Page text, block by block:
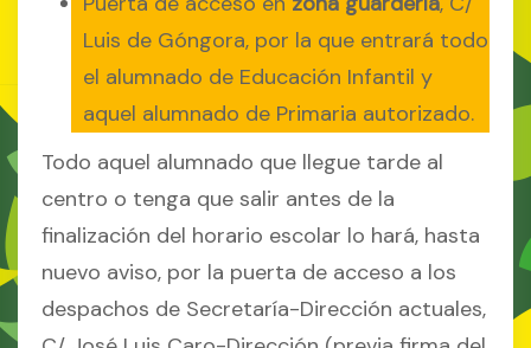
Luis de Góngora, por la que entrará todo
el alumnado de Educación Infantil y
aquel alumnado de Primaria autorizado.
Todo aquel alumnado que llegue tarde al
centro o tenga que salir antes de la
finalización del horario escolar lo hará, hasta
nuevo aviso, por la puerta de acceso a los
despachos de Secretaría-Dirección actuales,